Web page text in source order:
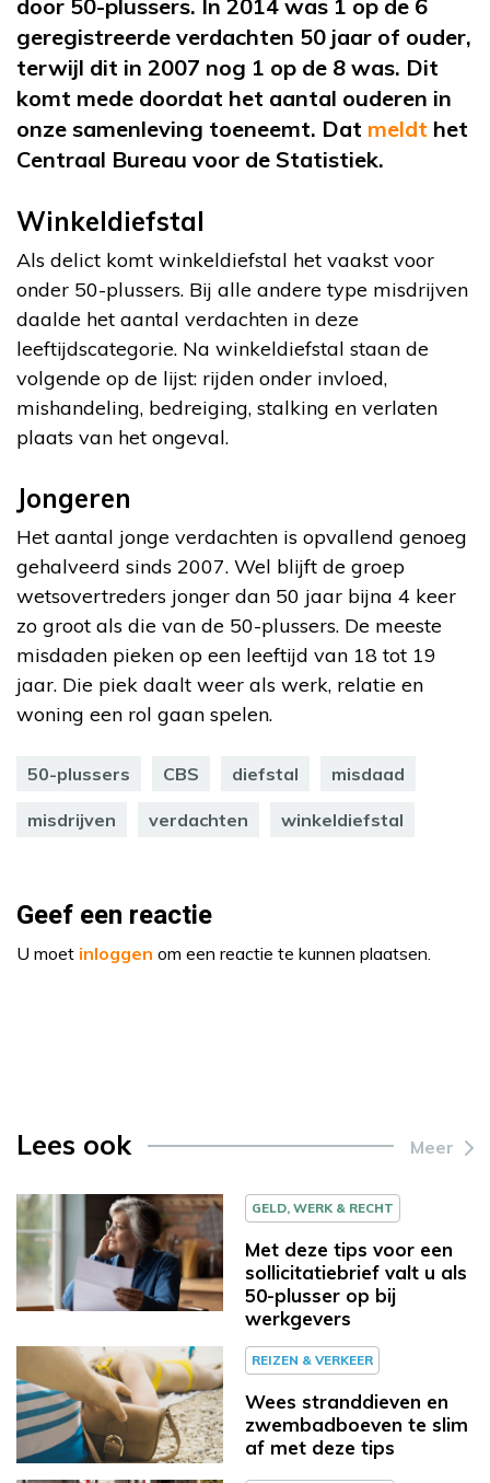
door 50-plussers. In 2014 was 1 op de 6
geregistreerde verdachten 50 jaar of ouder,
terwijl dit in 2007 nog 1 op de 8 was. Dit
komt mede doordat het aantal ouderen in
onze samenleving toeneemt. Dat meldt het
Centraal Bureau voor de Statistiek.
Winkeldiefstal
Als delict komt winkeldiefstal het vaakst voor
onder 50-plussers. Bij alle andere type misdrijven
daalde het aantal verdachten in deze
leeftijdscategorie. Na winkeldiefstal staan de
volgende op de lijst: rijden onder invloed,
mishandeling, bedreiging, stalking en verlaten
plaats van het ongeval.
Jongeren
Het aantal jonge verdachten is opvallend genoeg
gehalveerd sinds 2007. Wel blijft de groep
wetsovertreders jonger dan 50 jaar bijna 4 keer
zo groot als die van de 50-plussers. De meeste
misdaden pieken op een leeftijd van 18 tot 19
jaar. Die piek daalt weer als werk, relatie en
woning een rol gaan spelen.
50-plussers CBS diefstal misdaad
misdrijven verdachten winkeldiefstal
Geef een reactie
U moet inloggen om een reactie te kunnen plaatsen.
Lees ook Meer
GELD, WERK & RECHT
Met deze tips voor een
sollicitatiebrief valt u als
50-plusser op bij
werkgevers
REIZEN & VERKEER
Wees stranddieven en
zwembadboeven te slim
af met deze tips